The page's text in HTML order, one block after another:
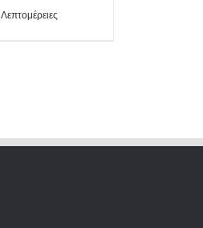
Λεπτομέρειες